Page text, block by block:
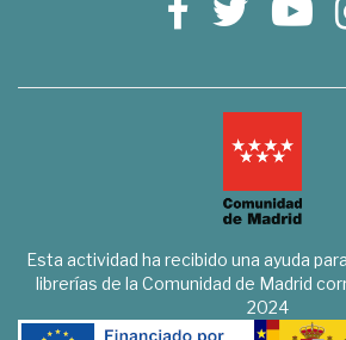
Esta actividad ha recibido una ayuda
librerías de la Comunidad de Madrid
2024